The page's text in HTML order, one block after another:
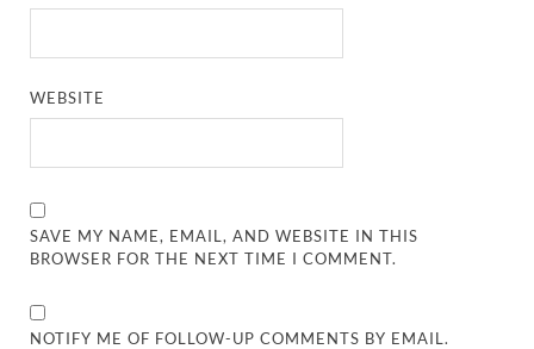
WEBSITE
SAVE MY NAME, EMAIL, AND WEBSITE IN THIS
BROWSER FOR THE NEXT TIME I COMMENT.
NOTIFY ME OF FOLLOW-UP COMMENTS BY EMAIL.